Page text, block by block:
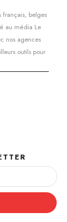
français, belges
au média Le
nos agences
outils pour